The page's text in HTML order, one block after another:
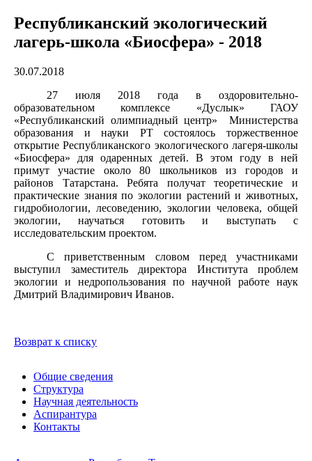
Республиканский экологический
лагерь-школа «Биосфера» - 2018
30.07.2018
27 июля 2018 года в оздоровительно-
образовательном комплексе «Дуслык» ГАОУ
«Республиканский олимпиадный центр» Министерства
образования и науки РТ состоялось торжественное
открытие Республиканского экологического лагеря-школы
«Биосфера» для одаренных детей. В этом году в ней
примут участие около 80 школьников из городов и
районов Татарстана. Ребята получат теоретические и
практические знания по экологии растений и животных,
гидробиологии, лесоведению, экологии человека, общей
экологии, научаться готовить и выступать с
исследовательским проектом.
С приветственным словом перед участниками
выступил заместитель директора Института проблем
экологии и недропользования по научной работе наук
Дмитрий Владимирович Иванов.
Возврат к списку
Общие сведения
Структура
Научная деятельность
Аспирантура
Контакты